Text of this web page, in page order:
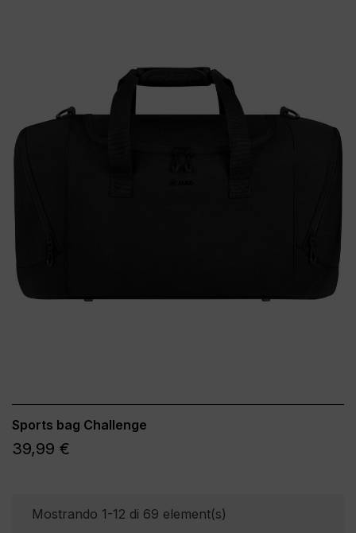
Sports bag Challenge
39,99 €
Mostrando 1-12 di 69 element(s)